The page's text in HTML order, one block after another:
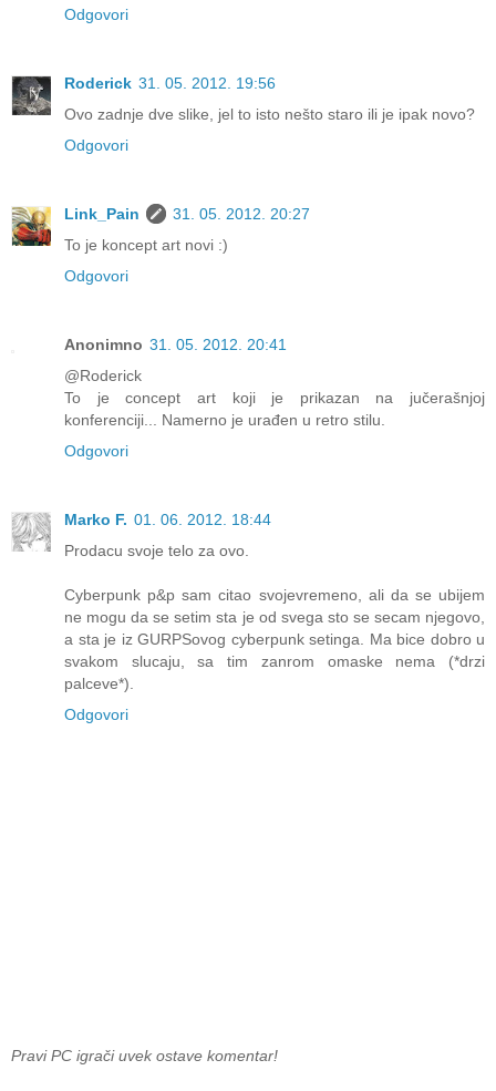
Odgovori
Roderick 31. 05. 2012. 19:56
Ovo zadnje dve slike, jel to isto nešto staro ili je ipak novo?
Odgovori
Link_Pain
31. 05. 2012. 20:27
To je koncept art novi :)
Odgovori
Anonimno 31. 05. 2012. 20:41
@Roderick
To je concept art koji je prikazan na jučerašnjoj
konferenciji... Namerno je urađen u retro stilu.
Odgovori
Marko F. 01. 06. 2012. 18:44
Prodacu svoje telo za ovo.
Cyberpunk p&p sam citao svojevremeno, ali da se ubijem
ne mogu da se setim sta je od svega sto se secam njegovo,
a sta je iz GURPSovog cyberpunk setinga. Ma bice dobro u
svakom slucaju, sa tim zanrom omaske nema (*drzi
palceve*).
Odgovori
Pravi PC igrači uvek ostave komentar!